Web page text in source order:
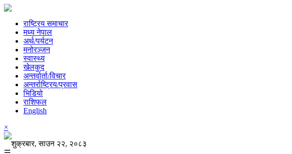
राष्ट्रिय समाचार
मध्य नेपाल
अर्थ/पर्यटन
मनोरञ्जन
स्वास्थ्य
खेलकुद
अन्तर्वार्ता/विचार
अन्तर्राष्ट्रिय/प्रवास
भिडियो
राशिफल
English
×
शुक्रबार, साउन २२, २०८३